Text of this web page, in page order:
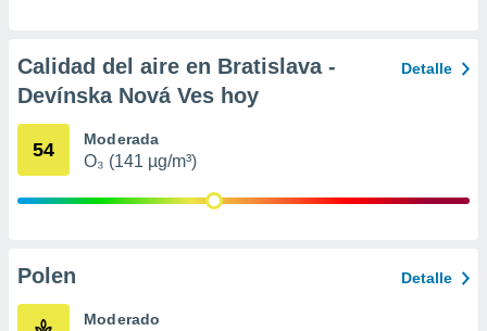
e
mediante
publicidad
1199
Calidad del aire en Bratislava -
Devínska Nová Ves hoy
Detalle
54 Moderada
O₃ (141 µg/m³)
Polen Detalle
Moderado